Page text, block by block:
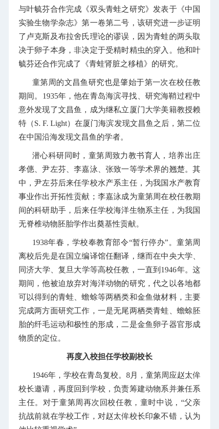
与叶毓芬合作完成《双头青蛙之研究》发表于《中国
实验生物学杂志》第一卷第二号，该研究进一步证明
了卢克斯及布拉舍氏理论的谬误，因为青蛙的两头取
决于卵子本身，非决定于受精时精虫的穿入。他和叶
毓芬还合作完成了《青蛙肾脏之移植》的研究。
童第周的文昌鱼研究也是肇始于第一次在校任教
期间。1935年，他在青岛海滨寻找、研究海鞘过程中
意外发现了文昌鱼，成为继私立厦门大学美籍教授赖
特（S. F. Light）在厦门海滨发现文昌鱼之后，第二位
在中国沿海发现文昌鱼的学者。
潜心科研同时，童第周致力教书育人，培养出庄
孝僡、尹左芬、李嘉泳、张致一等学术界的翘楚。其
中，尹左芬后来任学校水产系主任，为我国水产教育
事业作出开拓性贡献；李嘉泳成为童第周在校任教期
间的科研助手，后来任学校海洋生物系主任，为我国
无脊椎动物胚胎学作出奠基性贡献。
1938年春，学校奉教育部令“暂行停办”。童第周
离校后先是在国立编译馆任翻译，继而在中央大学、
同济大学、复旦大学等高校任教，一直到1946年。这
期间，他被迫放弃对海洋动物的研究，代之以各地都
可以得到的青蛙、蟾蜍等两栖类和金鱼做材料，主要
完成两方面研究工作，一是无尾两栖类青蛙、蟾蜍胚
胎的纤毛运动和极性的形成，二是金鱼卵子器官形成
物质的定位。
再度入校担任学校副校长
1946年，学校在青岛复校。8月，童第周应赵太侔
校长邀请，再度回到学校，负责筹建动物系并兼任系
主任。对于童第周再次回校任教，童时中说，“父亲
抗战前就在学校工作，对赵太侔校长印象不错，认为